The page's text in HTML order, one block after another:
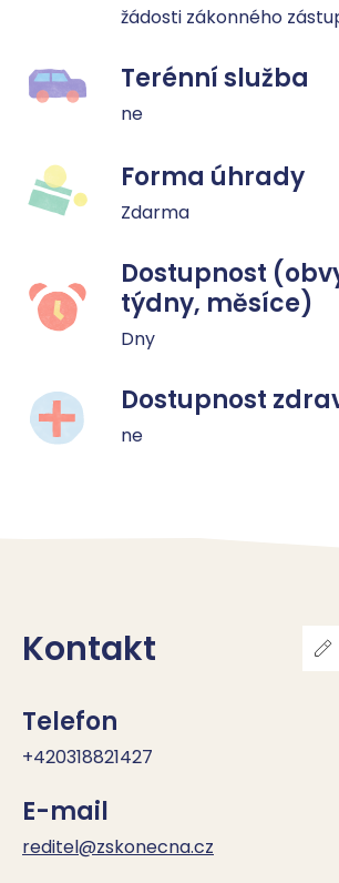
žádosti zákonného
Terénní služba
ne
Forma úhrady
Zdarma
Dostupnost
týdny, měsíce)
Dny
Dostupnost
ne
Kontakt
Telefon
+420318821427
E-mail
reditel@zskonecna.cz